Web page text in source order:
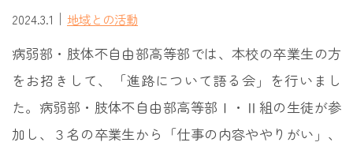
2024.3.1 ｜ 地域との活動
病弱部・肢体不自由部高等部では、本校の卒業生の方
をお招きして、「進路について語る会」を行いまし
た。病弱部・肢体不自由部高等部Ⅰ・Ⅱ組の生徒が参
加し、３名の卒業生から「仕事の内容ややりがい」、